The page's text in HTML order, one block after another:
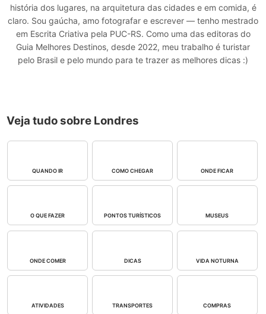
história dos lugares, na arquitetura das cidades e em comida, é
claro. Sou gaúcha, amo fotografar e escrever — tenho mestrado
em Escrita Criativa pela PUC-RS. Como uma das editoras do
Guia Melhores Destinos, desde 2022, meu trabalho é turistar
pelo Brasil e pelo mundo para te trazer as melhores dicas :)
Veja tudo sobre Londres
QUANDO IR COMO CHEGAR ONDE FICAR
O QUE FAZER PONTOS TURÍSTICOS MUSEUS
ONDE COMER DICAS VIDA NOTURNA
ATIVIDADES TRANSPORTES COMPRAS